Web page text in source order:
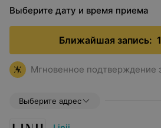
Выберите дату и время приема
Ближайшая запись:
Мгновенное подтверждение
Выберите адрес